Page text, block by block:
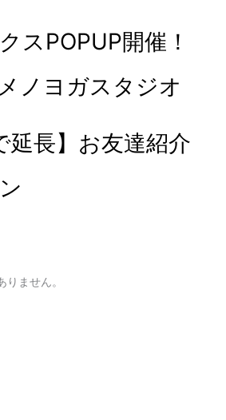
スPOPUP開催！
ノヨガスタジオ
延長】お友達紹介
ません。